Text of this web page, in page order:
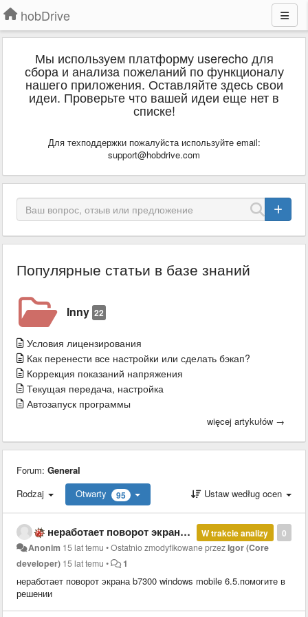
hobDrive
Мы используем платформу userecho для
сбора и анализа пожеланий по функционалу
нашего приложения. Оставляйте здесь свои
идеи. Проверьте что вашей идеи еще нет в
списке!
Для техподдержки пожалуйста используйте email:
support@hobdrive.com
Популярные статьи в базе знаний
Inny 22
Условия лицензирования
Как перенести все настройки или сделать бэкап?
Коррекция показаний напряжения
Текущая передача, настройка
Автозапуск программы
więcej artykułów →
Forum: General
Rodzaj
Otwarty 95 Ustaw według ocen
0
W trakcie analizy
неработает поворот экрана b7300 windows mobile 6.5
Anonim 15 lat temu •Ostatnio zmodyfikowane przezIgor (Core
developer) 15 lat temu • 1
неработает поворот экрана b7300 windows mobile 6.5.помогите в
решении